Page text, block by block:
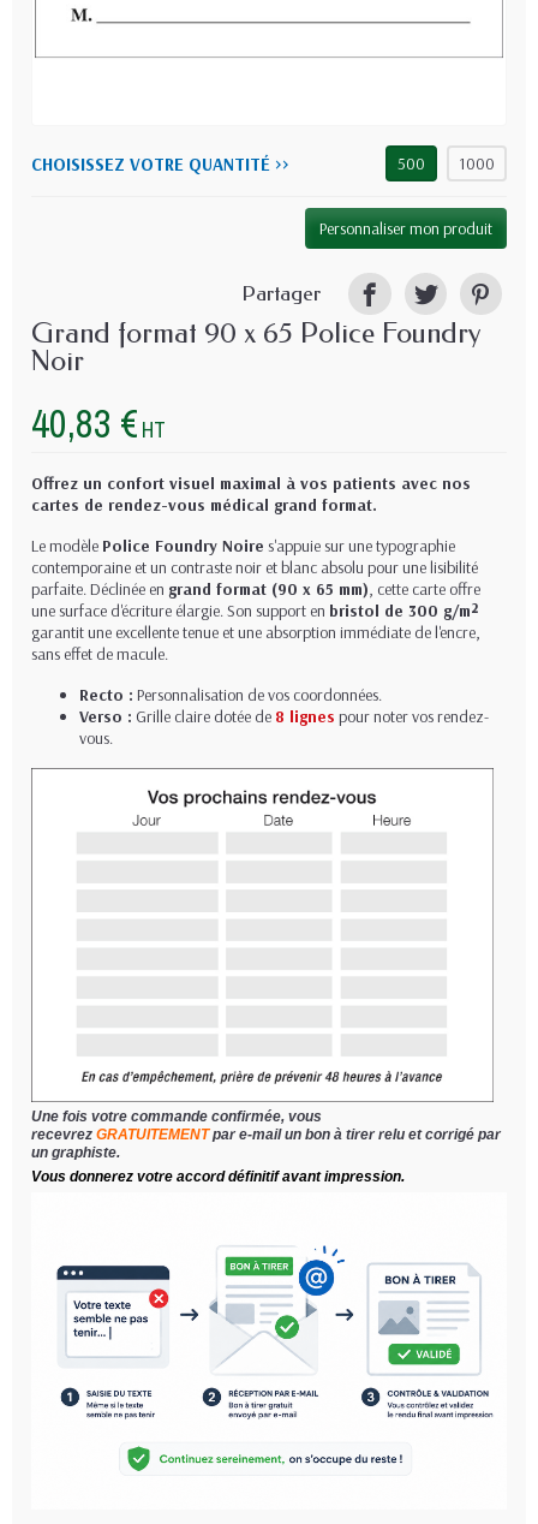
CHOISISSEZ VOTRE QUANTITÉ >> 500 1000
Personnaliser mon produit
Partager
Grand format 90 x 65 Police Foundry
Noir
40,83 € HT
Offrez un confort visuel maximal à vos patients avec nos
cartes de rendez-vous médical grand format.
Le modèle Police Foundry Noire s'appuie sur une typographie
contemporaine et un contraste noir et blanc absolu pour une lisibilité
parfaite. Déclinée en grand format (90 x 65 mm), cette carte offre
une surface d'écriture élargie. Son support en bristol de 300 g/m²
garantit une excellente tenue et une absorption immédiate de l'encre,
sans effet de macule.
Recto : Personnalisation de vos coordonnées.
Verso : Grille claire dotée de 8 lignes pour noter vos rendez-
vous.
Une fois votre commande confirmée, vous
recevrez GRATUITEMENT par e-mail un bon à tirer relu et corrigé par
un graphiste.
Vous donnerez votre accord définitif avant impression.